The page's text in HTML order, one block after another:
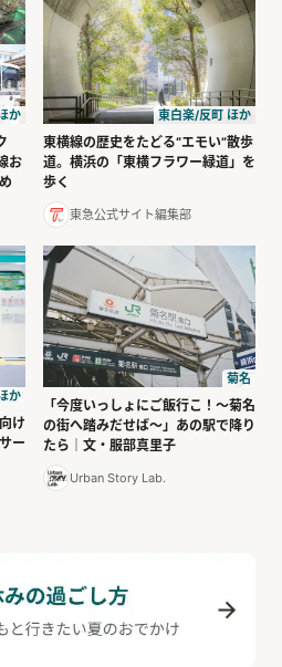
か
お
東白楽/反町 ほか
東横線の歴史をたどる“エモい”散歩
道。横浜の「東横フラワー緑道」を
歩く
東急公式サイト編集部
か
け
ー
菊名
「今度いっしょにご飯行こ！〜菊名
の街へ踏みだせば〜」あの駅で降り
たら｜文・服部真里子
Urban Story Lab.